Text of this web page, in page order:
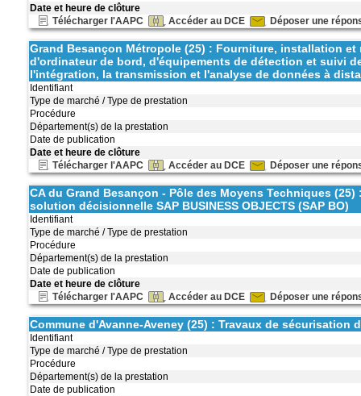
Date et heure de clôture
Télécharger l'AAPC
Accéder au DCE Déposer une
Grand Besançon Métropole (25) : Fourniture, installation
d'ordinateur de bord, d'équipements de détection et suivi
l'intégration, la transmission et l'analyse de données à
Identifiant
Type de marché / Type de prestation
Procédure
Département(s) de la prestation
Date de publication
Date et heure de clôture
Télécharger l'AAPC
Accéder au DCE Déposer une
CA du Grand Besançon - Pôle des Moyens Techniques
solution décisionnelle SAP BUSINESS OBJECTS (SAP BO)
Identifiant
Type de marché / Type de prestation
Procédure
Département(s) de la prestation
Date de publication
Date et heure de clôture
Télécharger l'AAPC
Accéder au DCE Déposer une
Commune d'Avanne-Aveney (25) : Travaux de sécurisation
Identifiant
Type de marché / Type de prestation
Procédure
Département(s) de la prestation
Date de publication